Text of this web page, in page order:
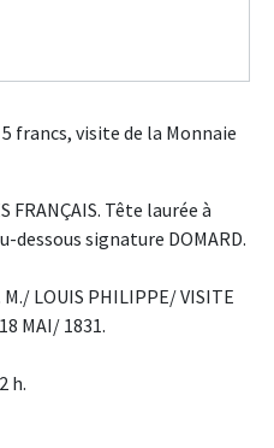
francs, visite de la Monnaie
FRANÇAIS. Tête laurée à
signature DOMARD.
LOUIS PHILIPPE/ VISITE
MAI/ 1831.
h.